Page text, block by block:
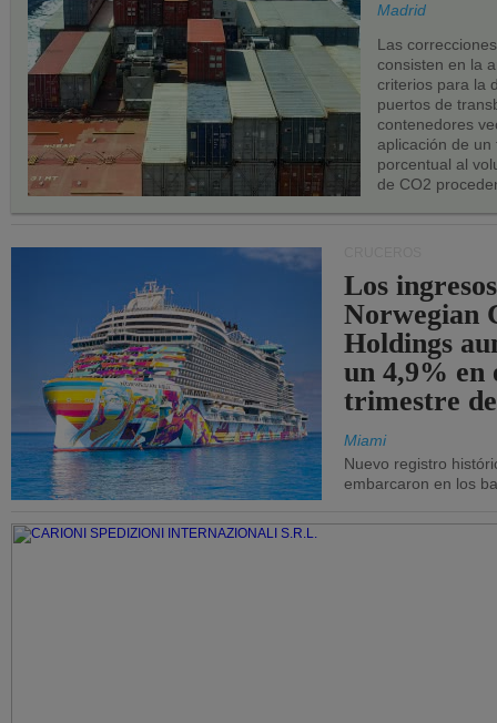
los
UE.
Madrid
Las
consisten en la
criterios para la
puertos de
contenedores
aplicación de
porcentual al
de CO2
Los
Norwegian
Holdings
un 4,9% en
trimestre
Miami
Nuevo registro
embarcaron en los